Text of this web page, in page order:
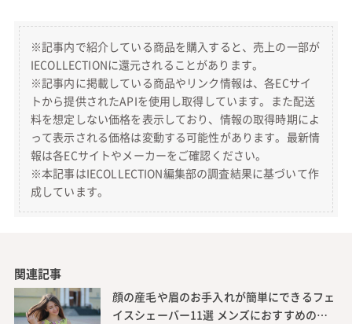
※記事内で紹介している商品を購入すると、売上の一部が
IECOLLECTIONに還元されることがあります。
※記事内に掲載している商品やリンク情報は、各ECサイ
トから提供されたAPIを使用し取得しています。また配送
料を想定しない価格を表示しており、情報の取得時期によ
って表示される価格は変動する可能性があります。最新情
報は各ECサイトやメーカーをご確認ください。
※本記事はIECOLLECTION編集部の調査結果に基づいて作
成しています。
関連記事
顔の産毛や眉のお手入れが簡単にできるフェ
イスシェーバー11選 メンズにおすすめのシ